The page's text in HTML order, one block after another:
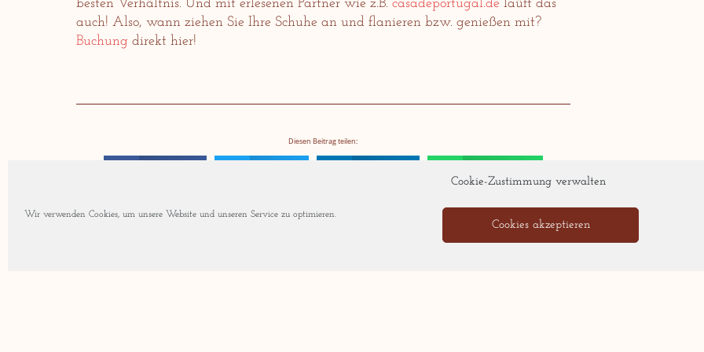
Cookie-Zustimmung verwalten
Wir verwenden Cookies, um unsere Website und unseren Service zu optimieren.
Cookies akzeptieren
besten Verhältnis. Und mit erlesenen Partner wie z.B. casadeportugal.de laüft das
auch! Also, wann ziehen Sie Ihre Schuhe an und flanieren bzw. genießen mit?
Buchung direkt hier!
Diesen Beitrag teilen: